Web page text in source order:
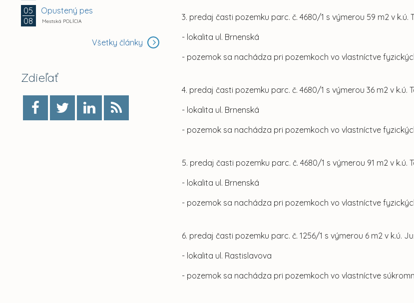
05
08
Opustený pes
Mestská POLÍCIA
Všetky články
Zdieľať
3. predaj časti pozemku parc. č. 4680/1 s výmerou 59 m2 v k.ú.
- lokalita ul. Brnenská
- pozemok sa nachádza pri pozemkoch vo vlastníctve
4. predaj časti pozemku parc. č. 4680/1 s výmerou 36 m2 v k.ú.
- lokalita ul. Brnenská
- pozemok sa nachádza pri pozemkoch vo vlastníctve
5. predaj časti pozemku parc. č. 4680/1 s výmerou 91 m2 v k.ú.
- lokalita ul. Brnenská
- pozemok sa nachádza pri pozemkoch vo vlastníctve
6. predaj časti pozemku parc. č. 1256/1 s výmerou 6 m2 v k.ú.
- lokalita ul. Rastislavova
- pozemok sa nachádza pri pozemkoch vo vlastníctve